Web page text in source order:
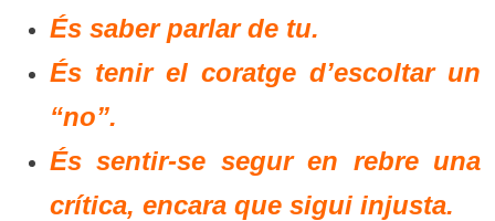
És saber parlar de tu.
És tenir el coratge d’escoltar un
“no”.
És sentir-se segur en rebre una
crítica, encara que sigui injusta.